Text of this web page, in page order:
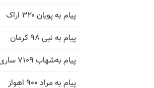
پیام به پویان ۳۲۰ اراک
پیام به نبی ۹۸ کرمان
پیام به‌شهاب ۷۱۰۹ ساری
پیام به مراد ۹۰۰ اهواز